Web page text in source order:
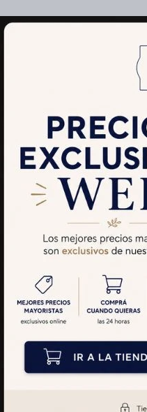
RESINA - Benjui X Kg
$ 720